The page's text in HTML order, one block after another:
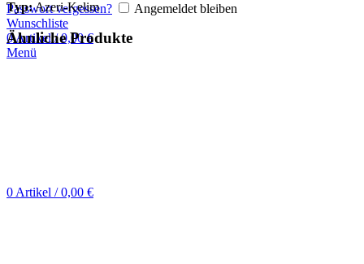
Passwort vergessen?
Angemeldet bleiben
Wunschliste
0Artikel / 0,00€
Menü
0 Artikel / 0,00 €
Typ:Azeri-Kelim
Ähnliche Produkte